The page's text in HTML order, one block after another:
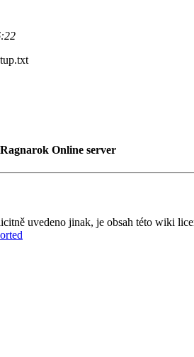
Online server
uvedeno jinak, je obsah této wiki